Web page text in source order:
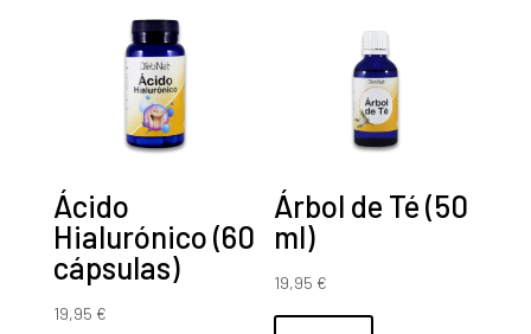
Ácido
Hialurónico (60
cápsulas)
19,95 €
Árbol de Té (50
ml)
19,95 €